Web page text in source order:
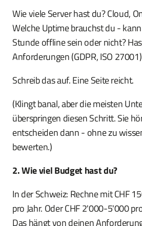
Wie viele Server hast du? Cloud,
Welche Uptime brauchst du -
Stunde offline sein oder nicht?
Anforderungen (GDPR, ISO
Schreib das auf. Eine Seite reicht.
(Klingt banal, aber die meisten
überspringen diesen Schritt. Sie
entscheiden dann - ohne zu
bewerten.)
2. Wie viel Budget hast du?
In der Schweiz: Rechne mit CHF
pro Jahr. Oder CHF 2'000-5'000
Das hängt von deinen